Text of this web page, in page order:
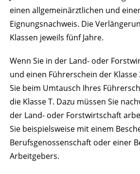
einen allgemeinärztlichen und
Eignungsnachweis. Die
Klassen jeweils fünf Jahre.
Wenn Sie in der Land- oder
und einen Führerschein der
Sie beim Umtausch Ihres
die Klasse T. Dazu müssen Sie
der Land- oder Forstwirtschaft
Sie beispielsweise mit einem
Berufsgenossenschaft oder einer
Arbeitgebers.